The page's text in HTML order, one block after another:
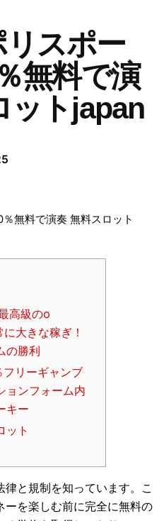
スポー
無料で演
ットjapan
無料で演奏 無料スロット
高級のo
大きな稼ぎ！
の勝利
リーギャンブ
ョンフォーム内
キー
ット
と規制を知っています。こ
を楽しむ前に完全に無料の